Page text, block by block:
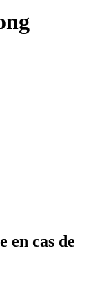
en cas de